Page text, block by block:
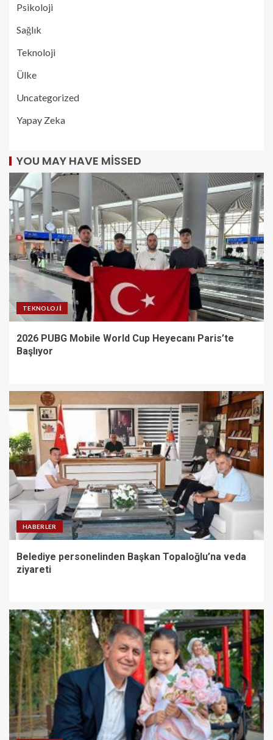
Psikoloji
Sağlık
Teknoloji
Ülke
Uncategorized
Yapay Zeka
YOU MAY HAVE MISSED
TEKNOLOJI
2026 PUBG Mobile World Cup Heyecanı Paris’te
Başlıyor
HABERLER
Belediye personelinden Başkan Topaloğlu’na veda
ziyareti